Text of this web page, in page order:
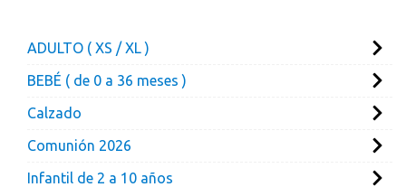
ADULTO ( XS / XL )
BEBÉ ( de 0 a 36 meses )
Calzado
Comunión 2026
Infantil de 2 a 10 años